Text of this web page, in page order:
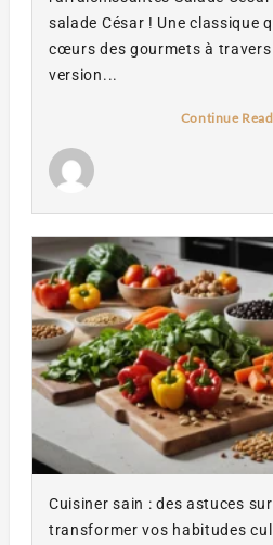
salade César ! Une classique
cœurs des gourmets à travers
version...
Continue
Cuisiner sain : des astuces
transformer vos habitudes